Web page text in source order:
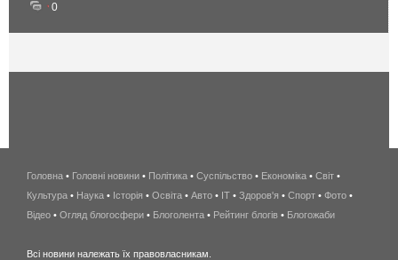
0
беспроводной
интернет
киев
Головна • Головні новини • Політика • Суспільство • Економіка • Світ •
Культура • Наука • Історія • Освіта • Авто • IT • Здоров'я • Спорт • Фото •
Відео • Огляд блогосфери • Блоголента • Рейтинг блогів • Блогожаби
Всі новини належать їх правовласникам.